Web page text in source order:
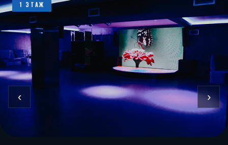
‹ ›
1 ЭТАЖ